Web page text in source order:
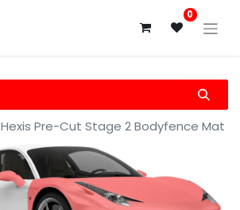
0
Hexis Pre-Cut Stage 2 Bodyfence Mat